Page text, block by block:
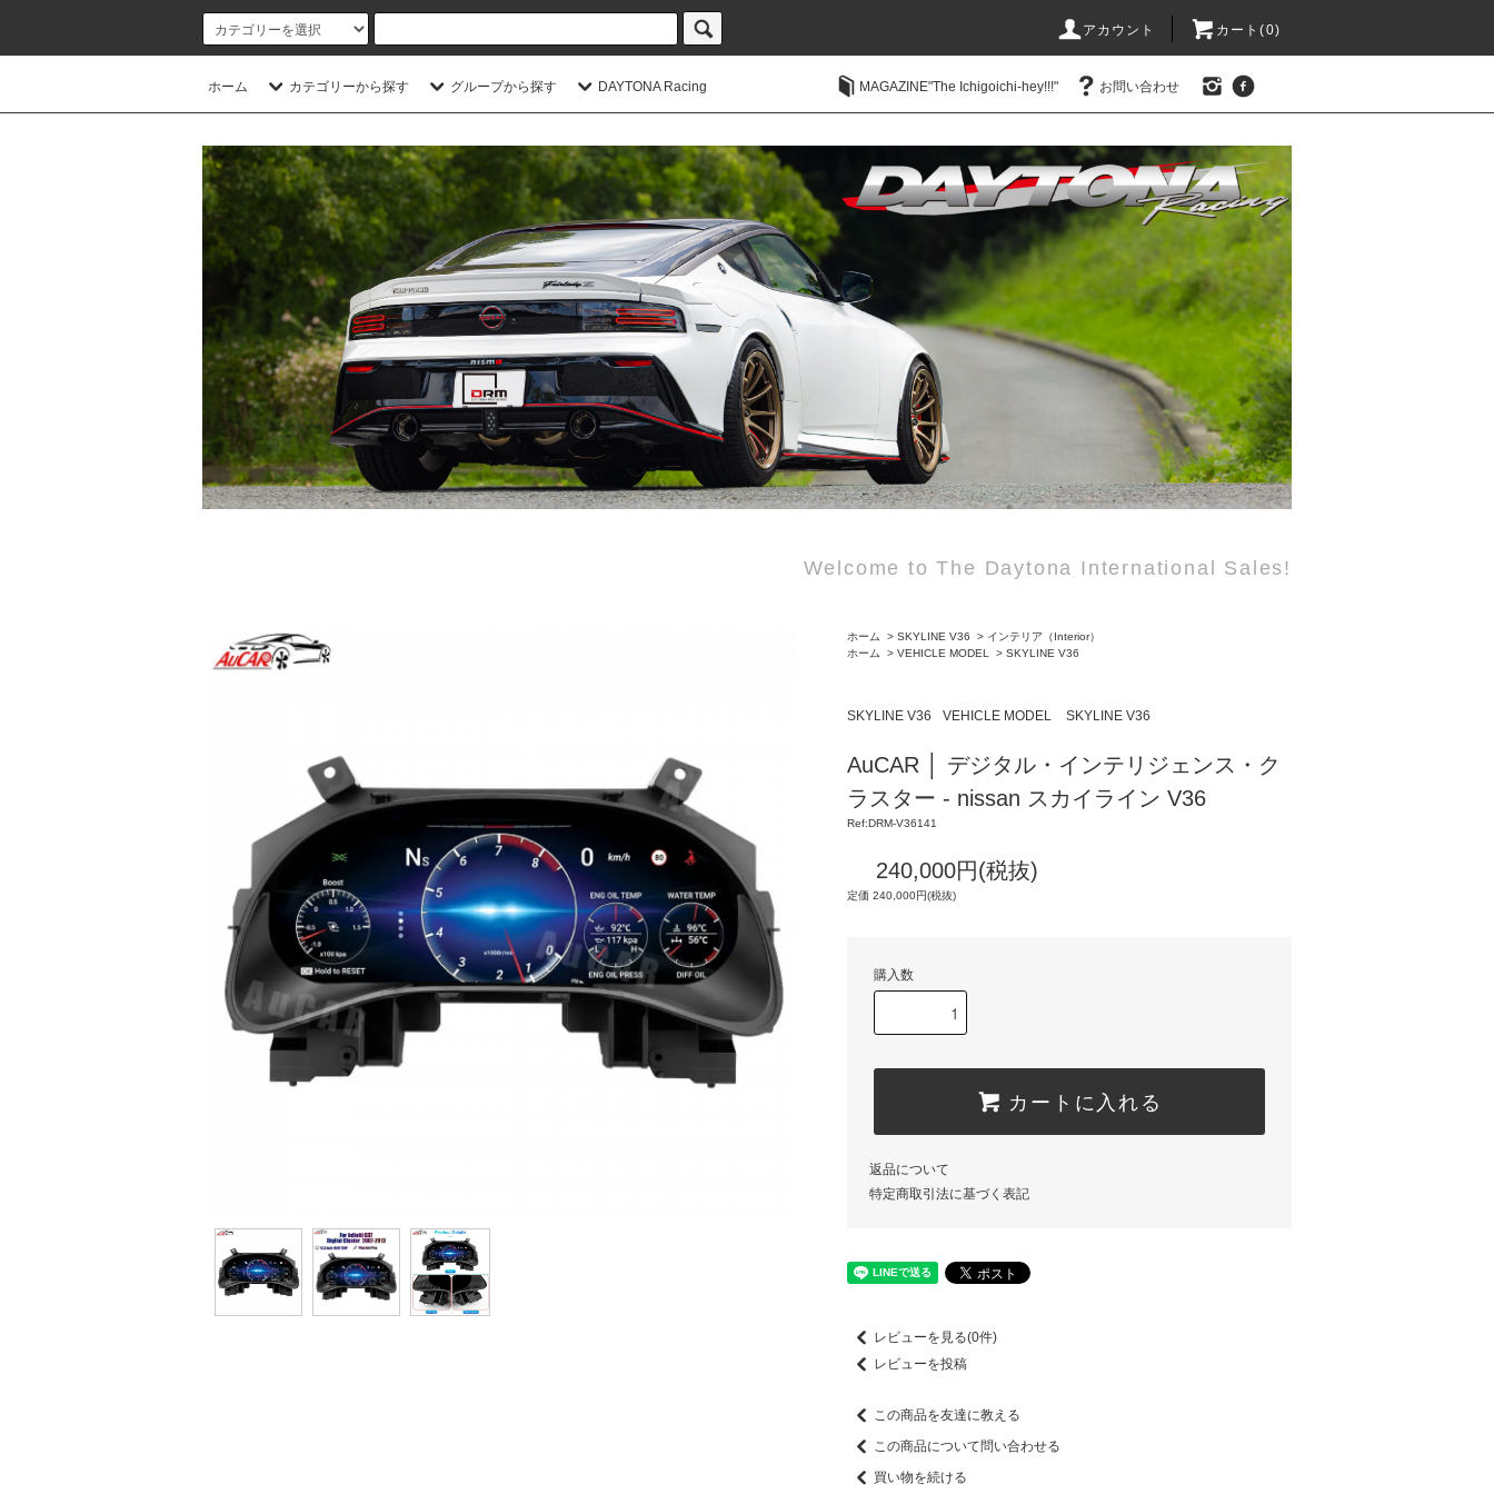
アカウント カート(0)
ホーム カテゴリーから探す グループから探す DAYTONA Racing MAGAZINE"The Ichigoichi-hey!!!" お問い合わせ
Welcome to The Daytona International Sales!
ホーム > SKYLINE V36 > インテリア（Interior）
ホーム
> VEHICLE MODEL > SKYLINE V36
SKYLINE V36 VEHICLE MODEL SKYLINE V36
AuCAR │ デジタル・インテリジェンス・ク
ラスター - nissan スカイライン V36
Ref:DRM-V36141
240,000円(税抜)
定価 240,000円(税抜)
購入数
カートに入れる
返品について
特定商取引法に基づく表記
レビューを見る(0件)
レビューを投稿
この商品を友達に教える
この商品について問い合わせる
買い物を続ける